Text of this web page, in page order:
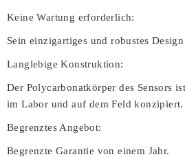
Keine Wartung erforderlich:
Sein einzigartiges und robustes
Langlebige Konstruktion:
Der Polycarbonatkörper des Sensors
im Labor und auf dem Feld konzipiert.
Begrenztes Angebot:
Begrenzte Garantie von einem Jahr.